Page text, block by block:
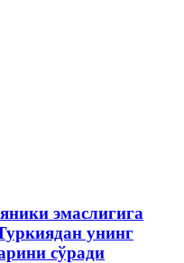
эмаслигига
унинг
сўради